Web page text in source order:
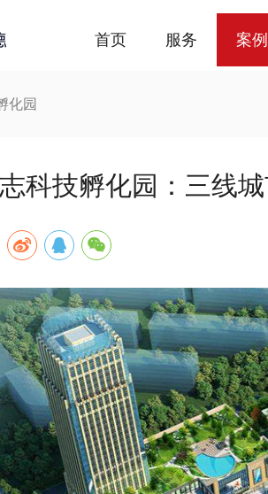
首页 服务 案例
化园
科技孵化园：三线